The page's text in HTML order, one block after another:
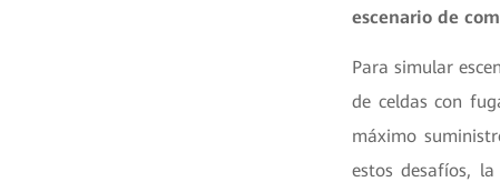
escenario de
Para simular
de celdas con
máximo
estos desafíos,